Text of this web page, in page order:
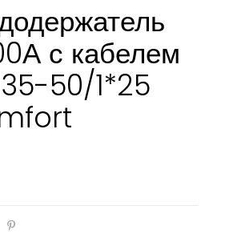
с кабелем
50/1*25